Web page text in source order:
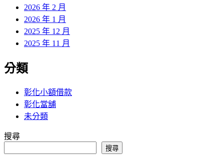
2026 年 2 月
2026 年 1 月
2025 年 12 月
2025 年 11 月
分類
彰化小額借款
彰化當舖
未分類
搜尋
搜尋